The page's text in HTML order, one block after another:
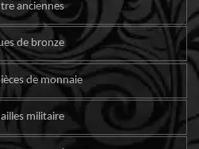
anciennes
de bronze
de monnaie
militaire